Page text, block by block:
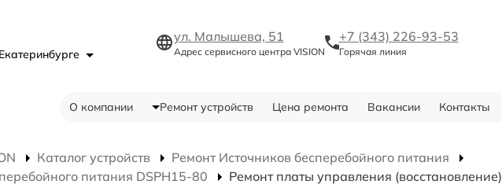
ул. Малышева, 51
Адрес сервисного центра VISION
+7 (343) 226-93-53
Горячая линия
О компании Ремонт устройств Цена ремонта Вакансии Контакты
Каталог устройств
Ремонт Источников бесперебойного питания
питания DSPH15-80
Ремонт платы управления (восстановление)